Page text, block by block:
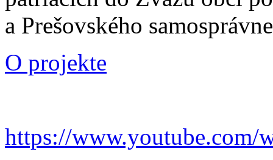
a Prešovského
O projekte
https://www.youtube.com/